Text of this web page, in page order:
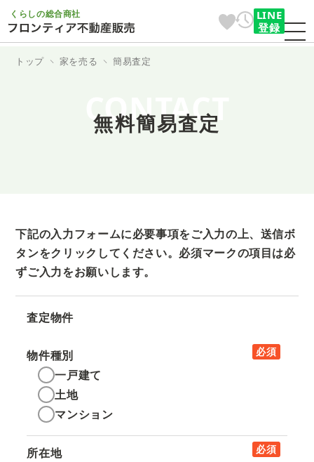
くらしの総合商社
LINE
登録
トップ 家を売る 簡易査定
CONTACT
無料簡易査定
下記の入力フォームに必要事項をご入力の上、送信ボ
タンをクリックしてください。 必須マークの項目は必
ずご入力をお願いします。
査定物件
物件種別 必須
一戸建て
土地
マンション
所在地 必須